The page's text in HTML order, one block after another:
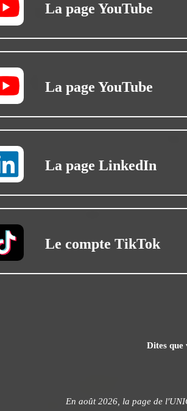
La page YouTube
La page YouTube
La page LinkedIn
Le compte TikTok
Dites que
En août 2026, la page de